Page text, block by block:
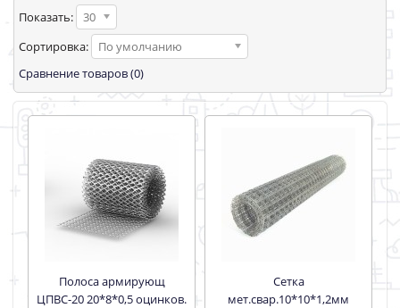
Показать:
30
Сортировка:
По умолчанию
Сравнение товаров (0)
Полоса армирующ
ЦПВС-20 20*8*0,5 оцинков.
Сетка
мет.свар.10*10*1,2мм